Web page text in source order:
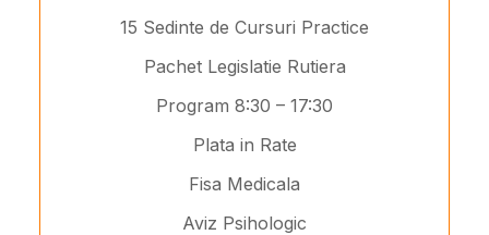
15 Sedinte de Cursuri Practice
Pachet Legislatie Rutiera
Program 8:30 – 17:30
Plata in Rate
Fisa Medicala
Aviz Psihologic